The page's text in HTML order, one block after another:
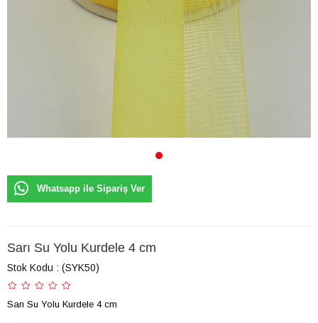
Whatsapp ile Sipariş Ver
Sarı Su Yolu Kurdele 4 cm
Stok Kodu (SYK50)
Sarı Su Yolu Kurdele 4 cm